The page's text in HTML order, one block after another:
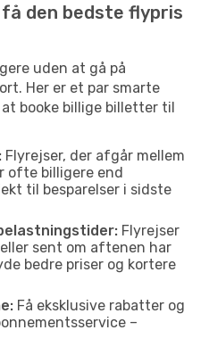
den bedste flypris
uden at gå på
Her er et par smarte
booke billige billetter til
Flyrejser, der afgår mellem
ofte billigere end
til besparelser i sidste
Flyrejser
sent om aftenen har
bedre priser og kortere
Få eksklusive rabatter og
–